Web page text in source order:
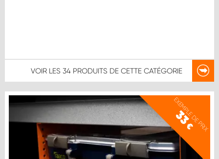
VOIR LES 34 PRODUITS DE CETTE CATÉGORIE
EXEMPLE DE PRIX
33
€